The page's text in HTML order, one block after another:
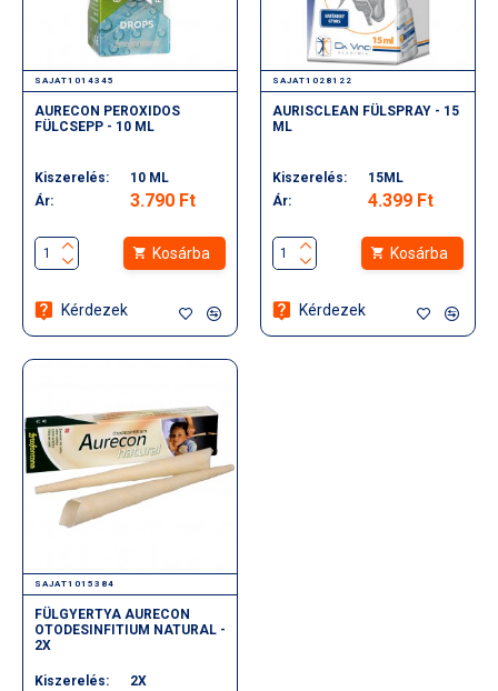
SAJAT1014345
AURECON PEROXIDOS
FÜLCSEPP - 10 ML
Kiszerelés:
10 ML
Ár:
3.790 Ft
Kosárba
Kérdezek
SAJAT1028122
AURISCLEAN FÜLSPRAY - 15
ML
Kiszerelés:
15ML
Ár:
4.399 Ft
Kosárba
Kérdezek
SAJAT1015384
FÜLGYERTYA AURECON
OTODESINFITIUM NATURAL -
2X
Kiszerelés:
2X